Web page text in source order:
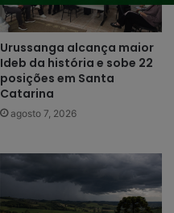
Urussanga alcança maior
Ideb da história e sobe 22
posições em Santa
Catarina
agosto 7, 2026